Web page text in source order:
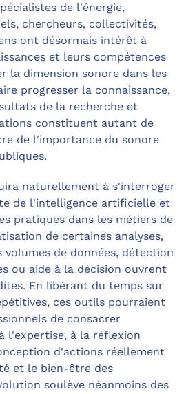
de l'énergie,
chercheurs, collectivités,
ont désormais intérêt à
et leurs compétences
la dimension sonore dans les
progresser la connaissance,
de la recherche et
constituent autant de
de l'importance du sonore
naturellement à s'interroger
de l'intelligence artificielle et
pratiques dans les métiers de
de certaines analyses,
de données, détection
ou aide à la décision ouvrent
En libérant du temps sur
ces outils pourraient
de consacrer
l'expertise, à la réflexion
d'actions réellement
et le bien-être des
soulève néanmoins des